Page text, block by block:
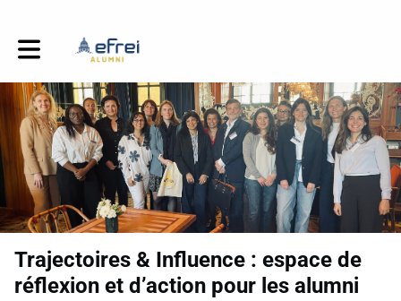
Toggle main navigation
Trajectoires & Influence : espace de
réflexion et d’action pour les alumni